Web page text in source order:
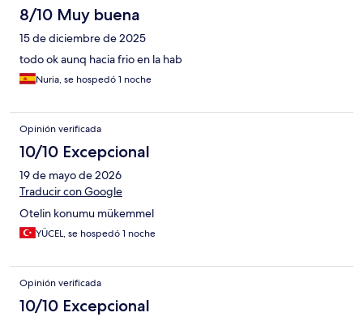
8/10 Muy buena
15 de diciembre de 2025
todo ok aunq hacia frio en la hab
Nuria, se hospedó 1 noche
Opinión verificada
10/10 Excepcional
19 de mayo de 2026
Traducir con Google
Otelin konumu mükemmel
YÜCEL, se hospedó 1 noche
Opinión verificada
10/10 Excepcional